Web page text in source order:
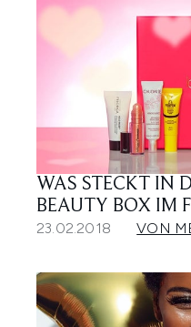
WAS STECKT IN
BEAUTY BOX IM
23.02.2018 VON